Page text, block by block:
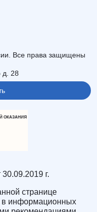
Все права защищены
д. 28
ОКАЗАНИЯ
г.
странице
в информационных